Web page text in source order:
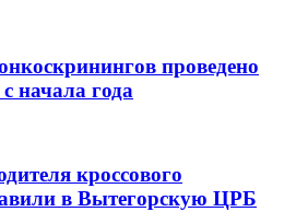
проведено
начала года
кроссового
в Вытегорскую ЦРБ